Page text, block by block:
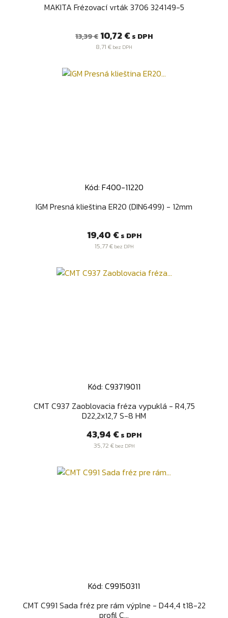
MAKITA Frézovací vrták 3706 324149-5
Bežná
cena
13,39 € Cena
10,72 € s DPH
8,71 € bez DPH
Kód: F400-11220
IGM Presná klieština ER20 (DIN6499) - 12mm
Cena
19,40 € s DPH
15,77 €bez DPH
Kód: C93719011
CMT C937 Zaoblovacia fréza vypuklá - R4,75
D22,2x12,7 S-8 HM
Cena
43,94 € s DPH
35,72 €bez DPH
Kód: C99150311
CMT C991 Sada fréz pre rám výplne - D44,4 t18-22
profil C...